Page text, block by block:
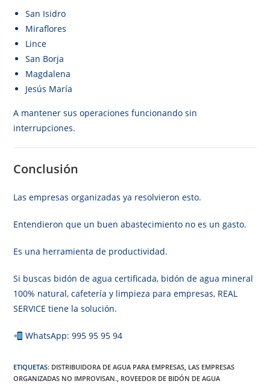
San Isidro
Miraflores
Lince
San Borja
Magdalena
Jesús María
A mantener sus operaciones funcionando sin
interrupciones.
Conclusión
Las empresas organizadas ya resolvieron esto.
Entendieron que un buen abastecimiento no es un gasto.
Es una herramienta de productividad.
Si buscas bidón de agua certificada, bidón de agua mineral
100% natural, cafetería y limpieza para empresas, REAL
SERVICE tiene la solución.
WhatsApp: 995 95 95 94
ETIQUETAS: DISTRIBUIDORA DE AGUA PARA EMPRESAS, LAS EMPRESAS
ORGANIZADAS NO IMPROVISAN., ROVEEDOR DE BIDÓN DE AGUA